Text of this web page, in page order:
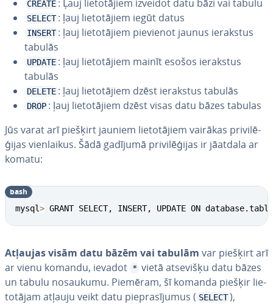
CREATE : Ļauj lie­to­tā­jiem izveidot datu bāzi vai tabulu
SELECT : ļauj lie­to­tā­jiem iegūt datus
INSERT : ļauj lie­to­tā­jiem pievienot jaunus ierakstus
tabulās
UPDATE : ļauj lie­to­tā­jiem mainīt esošos ierakstus
tabulās
DELETE : ļauj lie­to­tā­jiem dzēst ierakstus tabulās
DROP : ļauj lie­to­tā­jiem dzēst visas datu bāzes tabulas
Jūs varat arī piešķirt jauniem lie­to­tā­jiem vairākas pri­vi­lē­
ģi­jas vien­lai­kus. Šādā gadījumā pri­vi­lē­ģi­jas ir jāatdala ar
komatu:
mysql> GRANT SELECT, INSERT, UPDATE ON
bash
Atļaujas visām datu bāzēm vai tabulām var piešķirt arī
ar vienu komandu, ievadot * vietā atsevišķu datu bāzes
un tabulu nosaukumu. Piemēram, šī komanda piešķir lie­
to­tā­jam atļauju veikt datu pie­pra­sī­ju­mus ( SELECT ),